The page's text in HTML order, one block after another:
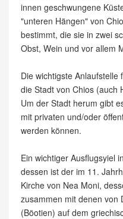
innen geschwungene
"unteren Hängen" von
bestimmt, die sie in zwei
Obst, Wein und vor allem
Die wichtigste
die Stadt von Chios (auch
Um der Stadt herum gibt
mit privaten und/oder
werden können.
Ein wichtiger Ausflugsyiel
dessen ist der im 11.
Kirche von Nea Moni,
zusammen mit denen von
(Böotien) auf dem